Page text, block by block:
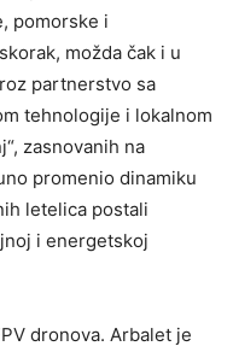
pomorske i
možda čak i u
partnerstvo sa
tehnologije i lokalnom
zasnovanih na
promenio dinamiku
letelica postali
i energetskoj
dronova. Arbalet je